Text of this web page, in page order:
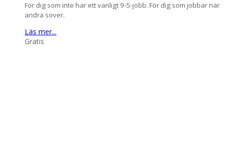
För dig som inte har ett vanligt 9-5-jobb. För dig som jobbar när
andra sover.
Läs mer...
Gratis